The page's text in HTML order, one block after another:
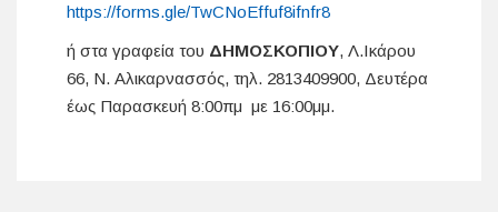
https://forms.gle/TwCNoEffuf8ifnfr8
ή στα γραφεία του ΔΗΜΟΣΚΟΠΙΟΥ, Λ.Ικάρου
66, Ν. Αλικαρνασσός, τηλ. 2813409900, Δευτέρα
έως Παρασκευή 8:00πμ με 16:00μμ.